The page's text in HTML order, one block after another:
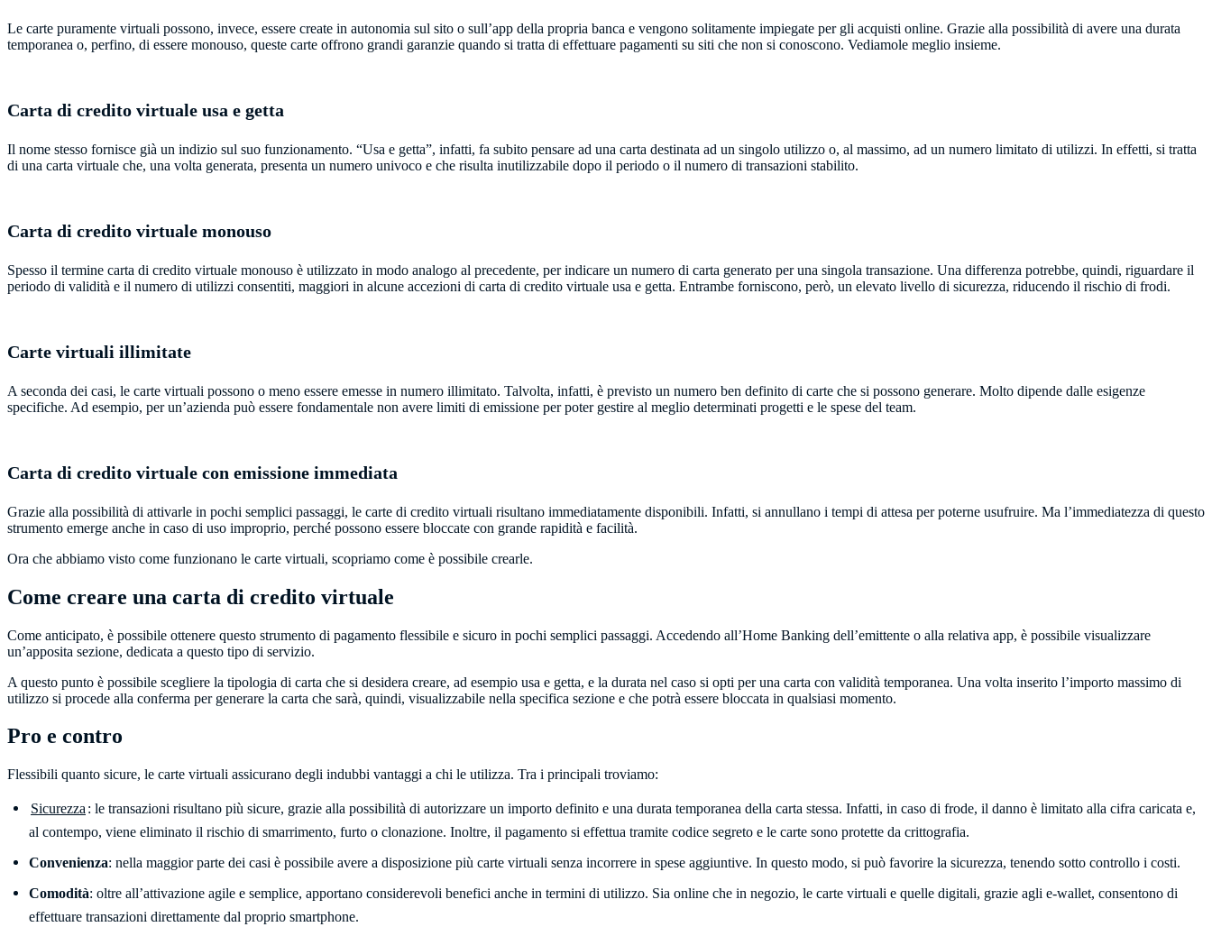
Le carte puramente virtuali possono, invece, essere create in autonomia sul sito o sull’app della propria banca e vengono solitamente impiegate per gli acquisti online. Grazie alla possibilità di avere una durata
temporanea o, perfino, di essere monouso, queste carte offrono grandi garanzie quando si tratta di effettuare pagamenti su siti che non si conoscono. Vediamole meglio insieme.
Carta di credito virtuale usa e getta
Il nome stesso fornisce già un indizio sul suo funzionamento. “Usa e getta”, infatti, fa subito pensare ad una carta destinata ad un singolo utilizzo o, al massimo, ad un numero limitato di utilizzi. In effetti, si tratta
di una carta virtuale che, una volta generata, presenta un numero univoco e che risulta inutilizzabile dopo il periodo o il numero di transazioni stabilito.
Carta di credito virtuale monouso
Spesso il termine carta di credito virtuale monouso è utilizzato in modo analogo al precedente, per indicare un numero di carta generato per una singola transazione. Una differenza potrebbe, quindi, riguardare il
periodo di validità e il numero di utilizzi consentiti, maggiori in alcune accezioni di carta di credito virtuale usa e getta. Entrambe forniscono, però, un elevato livello di sicurezza, riducendo il rischio di frodi.
Carte virtuali illimitate
A seconda dei casi, le carte virtuali possono o meno essere emesse in numero illimitato. Talvolta, infatti, è previsto un numero ben definito di carte che si possono generare. Molto dipende dalle esigenze
specifiche. Ad esempio, per un’azienda può essere fondamentale non avere limiti di emissione per poter gestire al meglio determinati progetti e le spese del team.
Carta di credito virtuale con emissione immediata
Grazie alla possibilità di attivarle in pochi semplici passaggi, le carte di credito virtuali risultano immediatamente disponibili. Infatti, si annullano i tempi di attesa per poterne usufruire. Ma l’immediatezza di questo
strumento emerge anche in caso di uso improprio, perché possono essere bloccate con grande rapidità e facilità.
Ora che abbiamo visto come funzionano le carte virtuali, scopriamo come è possibile crearle.
Come creare una carta di credito virtuale
Come anticipato, è possibile ottenere questo strumento di pagamento flessibile e sicuro in pochi semplici passaggi. Accedendo all’Home Banking dell’emittente o alla relativa app, è possibile visualizzare
un’apposita sezione, dedicata a questo tipo di servizio.
A questo punto è possibile scegliere la tipologia di carta che si desidera creare, ad esempio usa e getta, e la durata nel caso si opti per una carta con validità temporanea. Una volta inserito l’importo massimo di
utilizzo si procede alla conferma per generare la carta che sarà, quindi, visualizzabile nella specifica sezione e che potrà essere bloccata in qualsiasi momento.
Pro e contro
Flessibili quanto sicure, le carte virtuali assicurano degli indubbi vantaggi a chi le utilizza. Tra i principali troviamo:
Sicurezza: le transazioni risultano più sicure, grazie alla possibilità di autorizzare un importo definito e una durata temporanea della carta stessa. Infatti, in caso di frode, il danno è limitato alla cifra caricata e,
al contempo, viene eliminato il rischio di smarrimento, furto o clonazione. Inoltre, il pagamento si effettua tramite codice segreto e le carte sono protette da crittografia.
Convenienza: nella maggior parte dei casi è possibile avere a disposizione più carte virtuali senza incorrere in spese aggiuntive. In questo modo, si può favorire la sicurezza, tenendo sotto controllo i costi.
Comodità: oltre all’attivazione agile e semplice, apportano considerevoli benefici anche in termini di utilizzo. Sia online che in negozio, le carte virtuali e quelle digitali, grazie agli e-wallet, consentono di
effettuare transazioni direttamente dal proprio smartphone.